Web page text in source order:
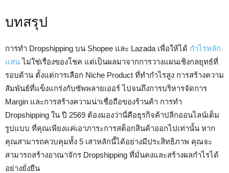
บทสรุป
การทำ Dropshipping บน Shopee และ Lazada เพื่อให้ได้ กำไรหลัก
แสนไม่ใช่เรื่องของโชค แต่เป็นผลมาจากการวางแผนเชิงกลยุทธ์ที่
รอบด้าน ตั้งแต่การเลือก Niche Product ที่ทำกำไรสูง การสร้างความ
สัมพันธ์ที่แข็งแกร่งกับซัพพลายเออร์ ไปจนถึงการบริหารจัดการ
Margin และการสร้างความน่าเชื่อถือของร้านค้า การทำ
Dropshipping ใน ปี 2569 ต้องมองว่านี่คือธุรกิจค้าปลีกออนไลน์เต็ม
รูปแบบ ที่คุณเพียงแค่เอาภาระการสต็อกสินค้าออกไปเท่านั้น หาก
คุณสามารถควบคุมทั้ง 5 เสาหลักนี้ได้อย่างมีประสิทธิภาพ คุณจะ
สามารถสร้างอาณาจักร Dropshipping ที่มั่นคงและสร้างผลกำไรได้
อย่างยั่งยืน